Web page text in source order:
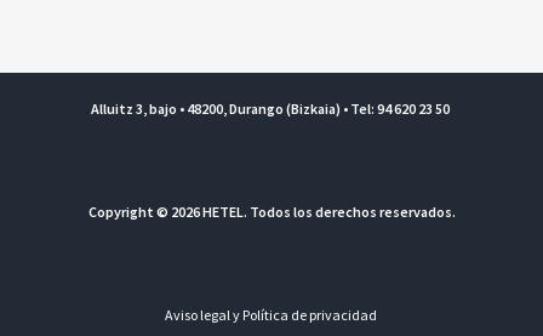
Alluitz 3, bajo • 48200, Durango (Bizkaia) • Tel: 94 620 23 50
Copyright © 2026 HETEL. Todos los derechos reservados.
Aviso legal y Política de privacidad